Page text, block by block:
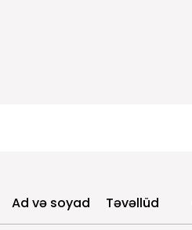
Ad və soyad Təvəllüd